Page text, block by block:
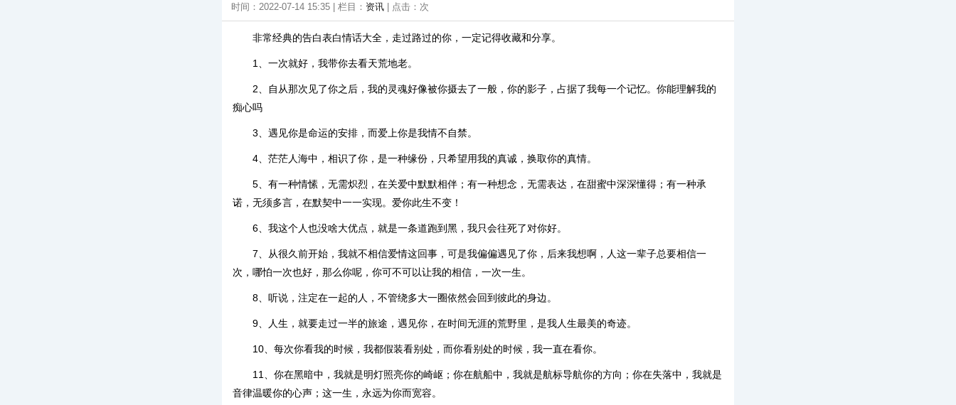
时间：2022-07-14 15:35 | 栏目： 资讯 | 点击： 次
非常经典的告白表白情话大全，走过路过的你，一定记得收藏和分享。
1、一次就好，我带你去看天荒地老。
2、自从那次见了你之后，我的灵魂好像被你摄去了一般，你的影子，占据了我每一个记忆。你能理解我的
痴心吗
3、遇见你是命运的安排，而爱上你是我情不自禁。
4、茫茫人海中，相识了你，是一种缘份，只希望用我的真诚，换取你的真情。
5、有一种情愫，无需炽烈，在关爱中默默相伴；有一种想念，无需表达，在甜蜜中深深懂得；有一种承
诺，无须多言，在默契中一一实现。爱你此生不变！
6、我这个人也没啥大优点，就是一条道跑到黑，我只会往死了对你好。
7、从很久前开始，我就不相信爱情这回事，可是我偏偏遇见了你，后来我想啊，人这一辈子总要相信一
次，哪怕一次也好，那么你呢，你可不可以让我的相信，一次一生。
8、听说，注定在一起的人，不管绕多大一圈依然会回到彼此的身边。
9、人生，就要走过一半的旅途，遇见你，在时间无涯的荒野里，是我人生最美的奇迹。
10、每次你看我的时候，我都假装看别处，而你看别处的时候，我一直在看你。
11、你在黑暗中，我就是明灯照亮你的崎岖；你在航船中，我就是航标导航你的方向；你在失落中，我就是
音律温暖你的心声；这一生，永远为你而宽容。